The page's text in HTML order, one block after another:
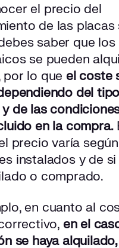
el precio del
de las placas
saber que
se pueden
por lo que el coste
del
de las
en la compra.
precio varía
instalados y de
o comprado.
en cuanto al
en el
se haya